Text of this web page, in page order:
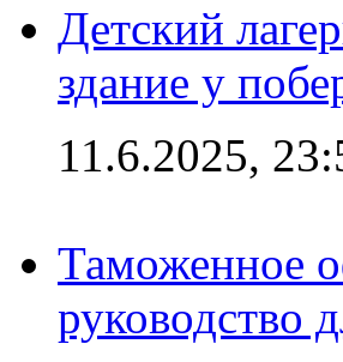
Детский
здание у
11.6.2025,
Таможенное
руководство